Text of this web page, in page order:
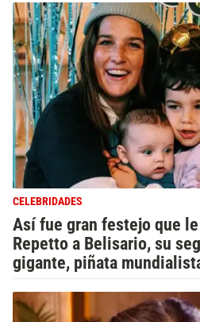
CELEBRIDADES
Así fue gran festejo que
Repetto a Belisario, su
gigante, piñata